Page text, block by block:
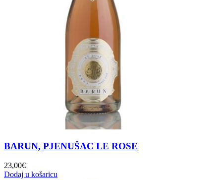
BARUN, PJENUŠAC LE ROSE
23,00€
Dodaj u košaricu